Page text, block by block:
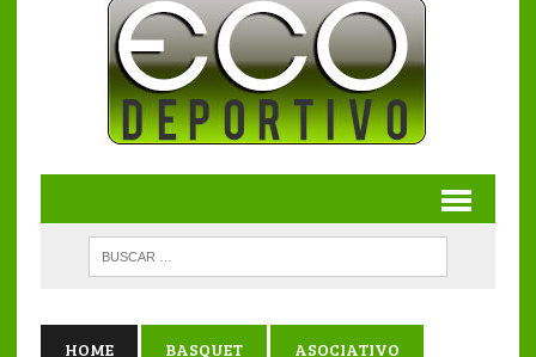
HOME BASQUET ASOCIATIVO